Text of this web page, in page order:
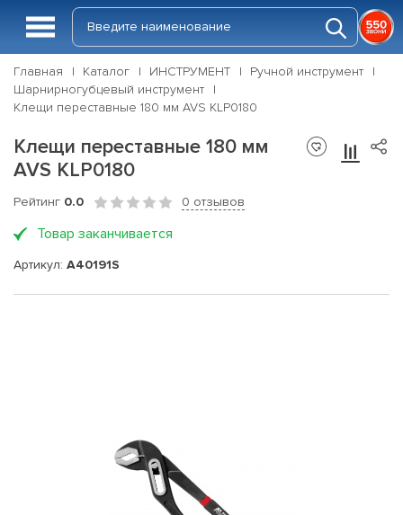
Главная Каталог ИНСТРУМЕНТ
Ручной инструмент
Шарнирногубцевый инструмент
Клещи переставные 180 мм AVS KLP0180
Клещи переставные 180 мм
AVS KLP0180
Рейтинг 0.0 0 отзывов
Товар заканчивается
Артикул: A40191S